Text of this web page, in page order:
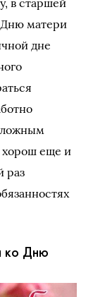
Дню матери
дне
хорош еще и
раз
ко Дню